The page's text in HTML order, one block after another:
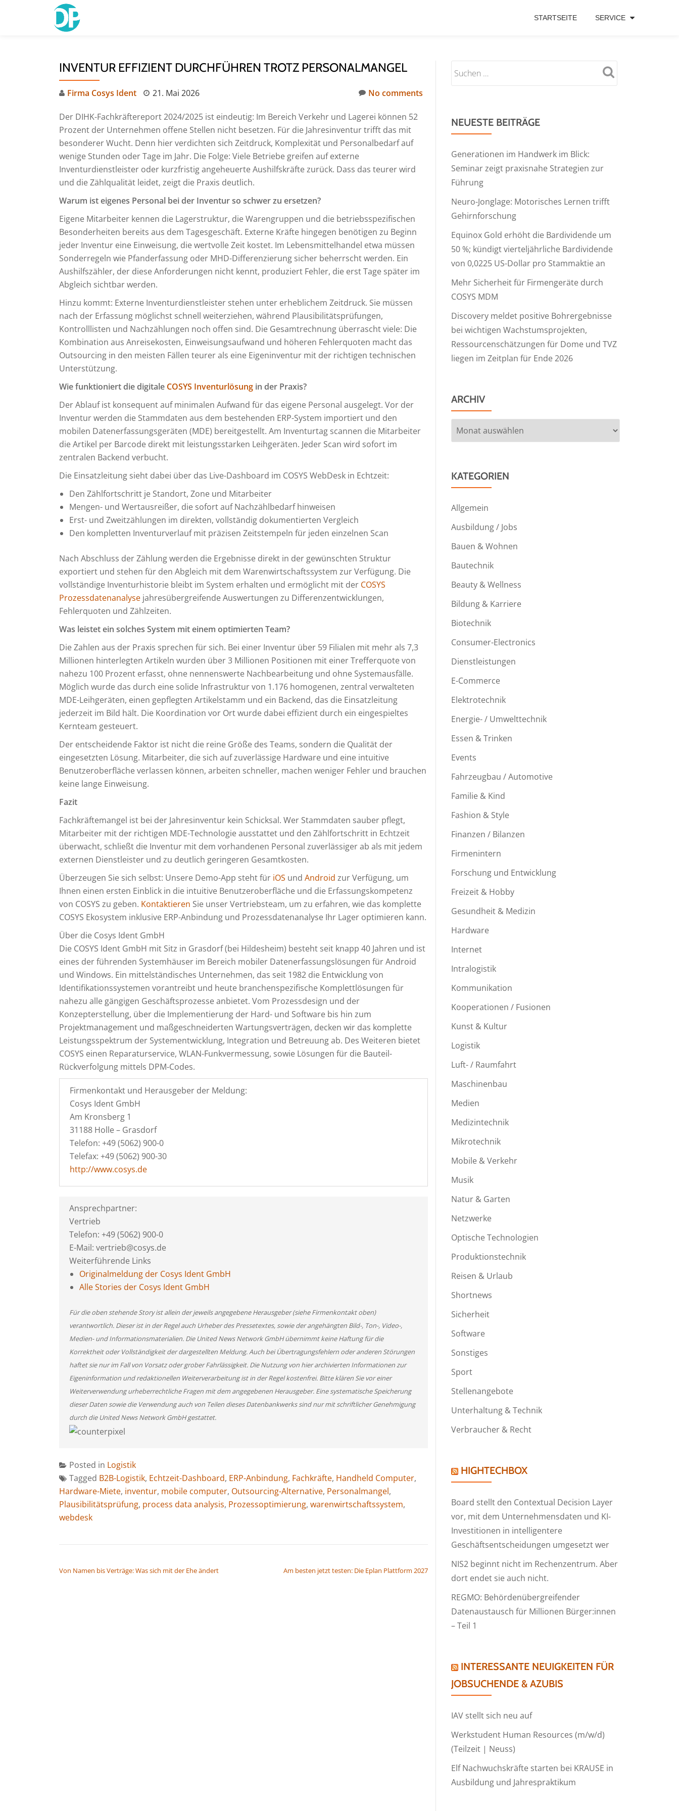
STARTSEITE SERVICE
INVENTUR EFFIZIENT DURCHFÜHREN TROTZ PERSONALMANGEL
Firma Cosys Ident 21. Mai 2026 No comments
Der DIHK-Fachkräftereport 2024/2025 ist eindeutig: Im Bereich Verkehr und Lagerei können 52
Prozent der Unternehmen offene Stellen nicht besetzen. Für die Jahresinventur trifft das mit
besonderer Wucht. Denn hier verdichten sich Zeitdruck, Komplexität und Personalbedarf auf
wenige Stunden oder Tage im Jahr. Die Folge: Viele Betriebe greifen auf externe
Inventurdienstleister oder kurzfristig angeheuerte Aushilfskräfte zurück. Dass das teurer wird
und die Zählqualität leidet, zeigt die Praxis deutlich.
Warum ist eigenes Personal bei der Inventur so schwer zu ersetzen?
Eigene Mitarbeiter kennen die Lagerstruktur, die Warengruppen und die betriebsspezifischen
Besonderheiten bereits aus dem Tagesgeschäft. Externe Kräfte hingegen benötigen zu Beginn
jeder Inventur eine Einweisung, die wertvolle Zeit kostet. Im Lebensmittelhandel etwa müssen
Sonderregeln wie Pfanderfassung oder MHD-Differenzierung sicher beherrscht werden. Ein
Aushilfszähler, der diese Anforderungen nicht kennt, produziert Fehler, die erst Tage später im
Abgleich sichtbar werden.
Hinzu kommt: Externe Inventurdienstleister stehen unter erheblichem Zeitdruck. Sie müssen
nach der Erfassung möglichst schnell weiterziehen, während Plausibilitätsprüfungen,
Kontrolllisten und Nachzählungen noch offen sind. Die Gesamtrechnung überrascht viele: Die
Kombination aus Anreisekosten, Einweisungsaufwand und höheren Fehlerquoten macht das
Outsourcing in den meisten Fällen teurer als eine Eigeninventur mit der richtigen technischen
Unterstützung.
Wie funktioniert die digitale COSYS Inventurlösung in der Praxis?
Der Ablauf ist konsequent auf minimalen Aufwand für das eigene Personal ausgelegt. Vor der
Inventur werden die Stammdaten aus dem bestehenden ERP-System importiert und den
mobilen Datenerfassungsgeräten (MDE) bereitgestellt. Am Inventurtag scannen die Mitarbeiter
die Artikel per Barcode direkt mit leistungsstarken Leihgeräten. Jeder Scan wird sofort im
zentralen Backend verbucht.
Die Einsatzleitung sieht dabei über das Live-Dashboard im COSYS WebDesk in Echtzeit:
Den Zählfortschritt je Standort, Zone und Mitarbeiter
Mengen- und Wertausreißer, die sofort auf Nachzählbedarf hinweisen
Erst- und Zweitzählungen im direkten, vollständig dokumentierten Vergleich
Den kompletten Inventurverlauf mit präzisen Zeitstempeln für jeden einzelnen Scan
Nach Abschluss der Zählung werden die Ergebnisse direkt in der gewünschten Struktur
exportiert und stehen für den Abgleich mit dem Warenwirtschaftssystem zur Verfügung. Die
vollständige Inventurhistorie bleibt im System erhalten und ermöglicht mit der COSYS
Prozessdatenanalyse jahresübergreifende Auswertungen zu Differenzentwicklungen,
Fehlerquoten und Zählzeiten.
Was leistet ein solches System mit einem optimierten Team?
Die Zahlen aus der Praxis sprechen für sich. Bei einer Inventur über 59 Filialen mit mehr als 7,3
Millionen hinterlegten Artikeln wurden über 3 Millionen Positionen mit einer Trefferquote von
nahezu 100 Prozent erfasst, ohne nennenswerte Nachbearbeitung und ohne Systemausfälle.
Möglich wurde das durch eine solide Infrastruktur von 1.176 homogenen, zentral verwalteten
MDE-Leihgeräten, einen gepflegten Artikelstamm und ein Backend, das die Einsatzleitung
jederzeit im Bild hält. Die Koordination vor Ort wurde dabei effizient durch ein eingespieltes
Kernteam gesteuert.
Der entscheidende Faktor ist nicht die reine Größe des Teams, sondern die Qualität der
eingesetzten Lösung. Mitarbeiter, die sich auf zuverlässige Hardware und eine intuitive
Benutzeroberfläche verlassen können, arbeiten schneller, machen weniger Fehler und brauchen
keine lange Einweisung.
Fazit
Fachkräftemangel ist bei der Jahresinventur kein Schicksal. Wer Stammdaten sauber pflegt,
Mitarbeiter mit der richtigen MDE-Technologie ausstattet und den Zählfortschritt in Echtzeit
überwacht, schließt die Inventur mit dem vorhandenen Personal zuverlässiger ab als mit jedem
externen Dienstleister und zu deutlich geringeren Gesamtkosten.
Überzeugen Sie sich selbst: Unsere Demo-App steht für iOS und Android zur Verfügung, um
Ihnen einen ersten Einblick in die intuitive Benutzeroberfläche und die Erfassungskompetenz
von COSYS zu geben. Kontaktieren Sie unser Vertriebsteam, um zu erfahren, wie das komplette
COSYS Ekosystem inklusive ERP-Anbindung und Prozessdatenanalyse Ihr Lager optimieren kann.
Über die Cosys Ident GmbH
Die COSYS Ident GmbH mit Sitz in Grasdorf (bei Hildesheim) besteht seit knapp 40 Jahren und ist
eines der führenden Systemhäuser im Bereich mobiler Datenerfassungslösungen für Android
und Windows. Ein mittelständisches Unternehmen, das seit 1982 die Entwicklung von
Identifikationssystemen vorantreibt und heute branchenspezifische Komplettlösungen für
nahezu alle gängigen Geschäftsprozesse anbietet. Vom Prozessdesign und der
Konzepterstellung, über die Implementierung der Hard- und Software bis hin zum
Projektmanagement und maßgeschneiderten Wartungsverträgen, decken wir das komplette
Leistungsspektrum der Systementwicklung, Integration und Betreuung ab. Des Weiteren bietet
COSYS einen Reparaturservice, WLAN-Funkvermessung, sowie Lösungen für die Bauteil-
Rückverfolgung mittels DPM-Codes.
Firmenkontakt und Herausgeber der Meldung:
Cosys Ident GmbH
Am Kronsberg 1
31188 Holle – Grasdorf
Telefon: +49 (5062) 900-0
Telefax: +49 (5062) 900-30
http://www.cosys.de
Ansprechpartner:
Vertrieb
Telefon: +49 (5062) 900-0
E-Mail: vertrieb@cosys.de
Weiterführende Links
Originalmeldung der Cosys Ident GmbH
Alle Stories der Cosys Ident GmbH
Für die oben stehende Story ist allein der jeweils angegebene Herausgeber (siehe Firmenkontakt oben)
verantwortlich. Dieser ist in der Regel auch Urheber des Pressetextes, sowie der angehängten Bild-, Ton-, Video-,
Medien- und Informationsmaterialien. Die United News Network GmbH übernimmt keine Haftung für die
Korrektheit oder Vollständigkeit der dargestellten Meldung. Auch bei Übertragungsfehlern oder anderen Störungen
haftet sie nur im Fall von Vorsatz oder grober Fahrlässigkeit. Die Nutzung von hier archivierten Informationen zur
Eigeninformation und redaktionellen Weiterverarbeitung ist in der Regel kostenfrei. Bitte klären Sie vor einer
Weiterverwendung urheberrechtliche Fragen mit dem angegebenen Herausgeber. Eine systematische Speicherung
dieser Daten sowie die Verwendung auch von Teilen dieses Datenbankwerks sind nur mit schriftlicher Genehmigung
durch die United News Network GmbH gestattet.
Posted in Logistik
Tagged B2B-Logistik, Echtzeit-Dashboard, ERP-Anbindung, Fachkräfte, Handheld Computer,
Hardware-Miete, inventur, mobile computer, Outsourcing-Alternative, Personalmangel,
Plausibilitätsprüfung, process data analysis, Prozessoptimierung, warenwirtschaftssystem,
webdesk
Von Namen bis Verträge: Was sich mit der Ehe ändert Am besten jetzt testen: Die Eplan Plattform 2027
NEUESTE BEITRÄGE
Generationen im Handwerk im Blick:
Seminar zeigt praxisnahe Strategien zur
Führung
Neuro-Jonglage: Motorisches Lernen trifft
Gehirnforschung
Equinox Gold erhöht die Bardividende um
50 %; kündigt vierteljährliche Bardividende
von 0,0225 US-Dollar pro Stammaktie an
Mehr Sicherheit für Firmengeräte durch
COSYS MDM
Discovery meldet positive Bohrergebnisse
bei wichtigen Wachstumsprojekten,
Ressourcenschätzungen für Dome und TVZ
liegen im Zeitplan für Ende 2026
ARCHIV
Archiv
KATEGORIEN
Allgemein
Ausbildung / Jobs
Bauen & Wohnen
Bautechnik
Beauty & Wellness
Bildung & Karriere
Biotechnik
Consumer-Electronics
Dienstleistungen
E-Commerce
Elektrotechnik
Energie- / Umwelttechnik
Essen & Trinken
Events
Fahrzeugbau / Automotive
Familie & Kind
Fashion & Style
Finanzen / Bilanzen
Firmenintern
Forschung und Entwicklung
Freizeit & Hobby
Gesundheit & Medizin
Hardware
Internet
Intralogistik
Kommunikation
Kooperationen / Fusionen
Kunst & Kultur
Logistik
Luft- / Raumfahrt
Maschinenbau
Medien
Medizintechnik
Mikrotechnik
Mobile & Verkehr
Musik
Natur & Garten
Netzwerke
Optische Technologien
Produktionstechnik
Reisen & Urlaub
Shortnews
Sicherheit
Software
Sonstiges
Sport
Stellenangebote
Unterhaltung & Technik
Verbraucher & Recht
HIGHTECHBOX
Board stellt den Contextual Decision Layer
vor, mit dem Unternehmensdaten und KI-
Investitionen in intelligentere
Geschäftsentscheidungen umgesetzt wer
NIS2 beginnt nicht im Rechenzentrum. Aber
dort endet sie auch nicht.
REGMO: Behördenübergreifender
Datenaustausch für Millionen Bürger:innen
– Teil 1
INTERESSANTE NEUIGKEITEN FÜR
JOBSUCHENDE & AZUBIS
IAV stellt sich neu auf
Werkstudent Human Resources (m/w/d)
(Teilzeit | Neuss)
Elf Nachwuchskräfte starten bei KRAUSE in
Ausbildung und Jahrespraktikum